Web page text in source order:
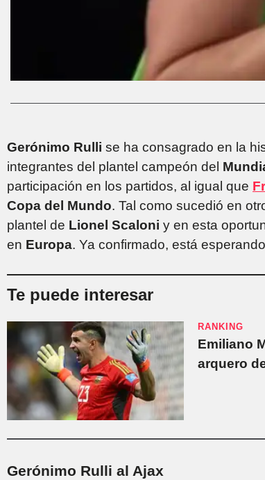
Gerónimo Rulli se ha consagrado en la
integrantes del plantel campeón del
participación en los partidos, al igual que
Copa del Mundo. Tal como sucedió en
plantel de Lionel Scaloni y en esta
en Europa. Ya confirmado, está
Te puede interesar
RANKING
Emiliano
arquero
Gerónimo Rulli al Ajax